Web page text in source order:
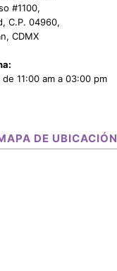
#1100,
C.P. 04960,
CDMX
11:00 am a 03:00 pm
DE UBICACIÓN